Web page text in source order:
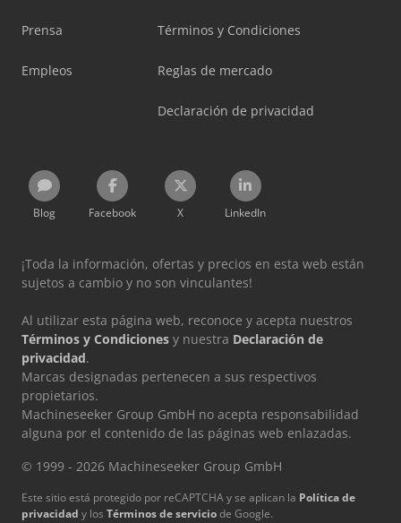
Prensa
Empleos
Términos y Condiciones
Reglas de mercado
Declaración de privacidad
Blog Facebook X LinkedIn
¡Toda la información, ofertas y precios en esta web están
sujetos a cambio y no son vinculantes!
Al utilizar esta página web, reconoce y acepta nuestros
Términos y Condiciones y nuestra Declaración de
privacidad.
Marcas designadas pertenecen a sus respectivos
propietarios.
Machineseeker Group GmbH no acepta responsabilidad
alguna por el contenido de las páginas web enlazadas.
© 1999 - 2026 Machineseeker Group GmbH
Este sitio está protegido por reCAPTCHA y se aplican la Política de
privacidad y los Términos de serviciode Google.